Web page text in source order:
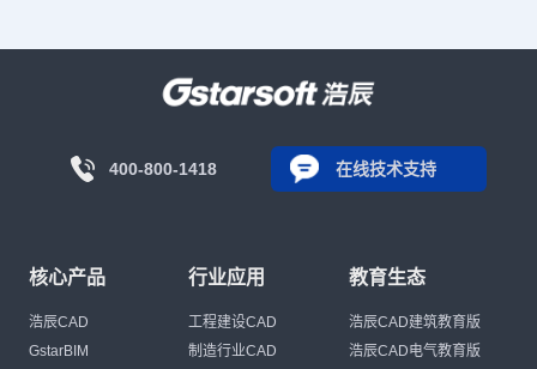
400-800-1418 在线技术支持
核心产品
浩辰CAD
GstarBIM
行业应用
工程建设CAD
制造行业CAD
教育生态
浩辰CAD建筑教育版
浩辰CAD电气教育版